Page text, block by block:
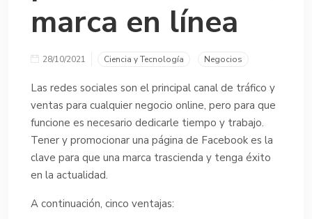
marca en línea
28/10/2021 Ciencia y Tecnología Negocios
Las redes sociales son el principal canal de tráfico y
ventas para cualquier negocio online, pero para que
funcione es necesario dedicarle tiempo y trabajo.
Tener y promocionar una página de Facebook es la
clave para que una marca trascienda y tenga éxito
en la actualidad.
A continuación, cinco ventajas: